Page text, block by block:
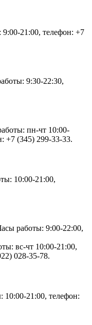
21:00, телефон: +7
9:30-22:30,
пн-чт 10:00-
+7 (345) 299-33-33.
10:00-21:00,
работы: 9:00-22:00,
вс-чт 10:00-21:00,
028-35-78.
10:00-21:00, телефон: